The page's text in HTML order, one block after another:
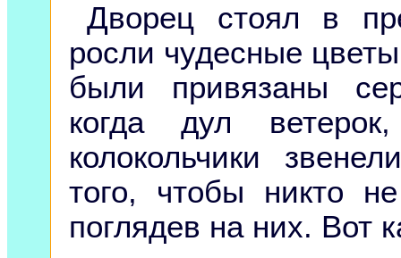
Дворец стоял в
росли чудесные
были привязаны
когда дул
колокольчики
того, чтобы никто
поглядев на них. Вот